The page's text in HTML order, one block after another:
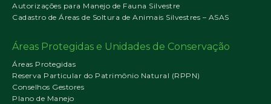
Autorizações para Manejo de Fauna Silvestre
Cadastro de Áreas de Soltura de Animais Silvestres – ASAS
Áreas Protegidas e Unidades de Conservação
Áreas Protegidas
Reserva Particular do Patrimônio Natural (RPPN)
Conselhos Gestores
Plano de Manejo